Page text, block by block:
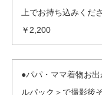
上でお持ち込みく
￥2,200
●パパ・ママ着物お
ルパック＞で撮影後